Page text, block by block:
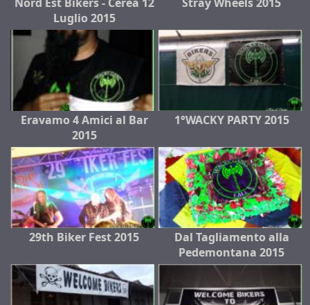
Luglio 2015
Eravamo 4 Amici al Bar
2015
1°WACKY PARTY 2015
29th Biker Fest 2015
Dal Tagliamento alla
Pedemontana 2015